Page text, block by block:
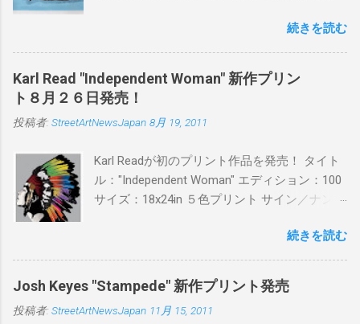
品に落とし込むスタイルは今作でも健在。(
PITSの過去記事はこちらから ) 発売日：6月30
日(木)19時 タイトル：SWEET KISS カラー：
BLUE/MINT GREEN/PINK/YELLOW エディショ
ン：各色５ サイズ：800mm × 550mm 価格：
¥16,000(¥17,280) 購入は、 こちら から
続きを読む
Karl Read "Independent Woman" 新作プリン
ト８月２６日発売！
投稿者: StreetArtNewsJapan 8月 19, 2011
Karl Readが初のプリント作品を発売！ タイト
ル："Independent Woman" エディション：100
サイズ：18x24in ５色プリント サイン／ナンバ
ドフィニッシュバージョン（エディション：
25）$125 購入は８月２６日に こちら から
続きを読む
Josh Keyes "Stampede" 新作プリント発売
投稿者: StreetArtNewsJapan 11月 15, 2011